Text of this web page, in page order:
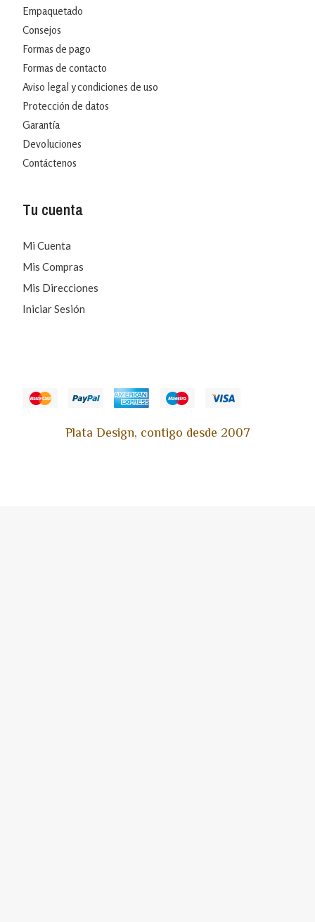
Empaquetado
Consejos
Formas de pago
Formas de contacto
Aviso legal y condiciones de uso
Protección de datos
Garantía
Devoluciones
Contáctenos
Tu cuenta
Mi Cuenta
Mis Compras
Mis Direcciones
Iniciar Sesión
Plata Design, contigo desde 2007